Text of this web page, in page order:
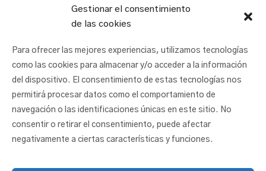
Gestionar el consentimiento
de las cookies
Para ofrecer las mejores experiencias, utilizamos tecnologías
como las cookies para almacenar y/o acceder a la información
del dispositivo. El consentimiento de estas tecnologías nos
permitirá procesar datos como el comportamiento de
navegación o las identificaciones únicas en este sitio. No
consentir o retirar el consentimiento, puede afectar
negativamente a ciertas características y funciones.